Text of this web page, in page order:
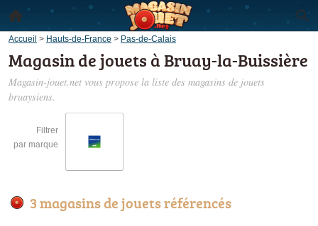
Accueil > Hauts-de-France > Pas-de-Calais
Magasin de jouets à Bruay-la-Buissière
Magasin-jouet.net vous propose la liste des magasins de jouets
bruaysiens.
Filtrer
par marque
3 magasins de jouets référencés